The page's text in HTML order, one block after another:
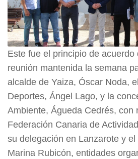
Este fue el principio de acuerdo
reunión mantenida la semana
alcalde de Yaiza, Óscar Noda,
Deportes, Ángel Lago, y la
Ambiente, Águeda Cedrés, con
Federación Canaria de
su delegación en Lanzarote y
Marina Rubicón, entidades